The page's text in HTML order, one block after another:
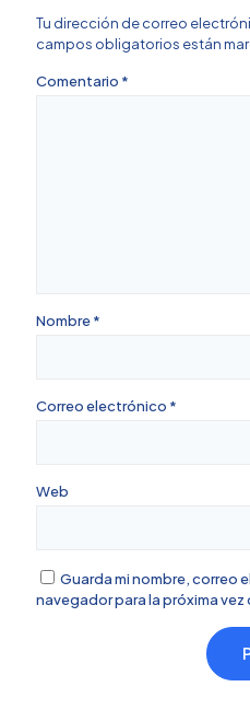
Tu dirección de correo
campos obligatorios están
Comentario *
Nombre*
Correo electrónico *
Web
Guarda mi nombre, correo
navegador para la próxima